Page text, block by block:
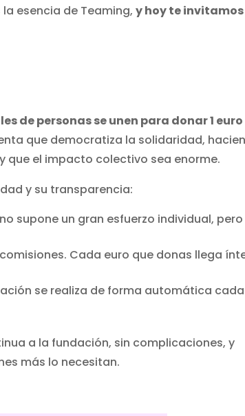
la esencia de Teaming,y hoy te
de personas se unen para donar 1
que democratiza la solidaridad,
el impacto colectivo sea enorme.
y su transparencia:
supone un gran esfuerzo individual,
Cada euro que donas llega
se realiza de forma automática cada
a la fundación, sin complicaciones, y
más lo necesitan.